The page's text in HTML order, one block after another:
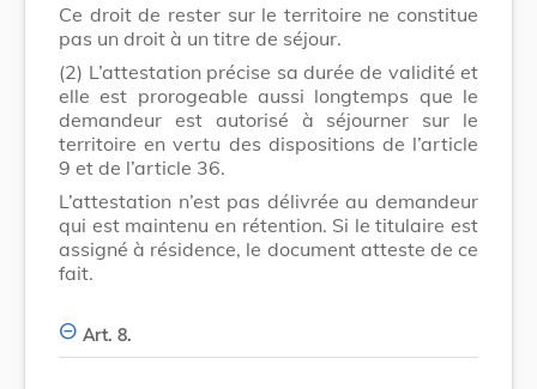
Ce droit de rester sur le territoire ne constitue
pas un droit à un titre de séjour.
(2) L’attestation précise sa durée de validité et
elle est prorogeable aussi longtemps que le
demandeur est autorisé à séjourner sur le
territoire en vertu des dispositions de l’article
9 et de l’article 36.
L’attestation n’est pas délivrée au demandeur
qui est maintenu en rétention. Si le titulaire est
assigné à résidence, le document atteste de ce
fait.
Art. 8.